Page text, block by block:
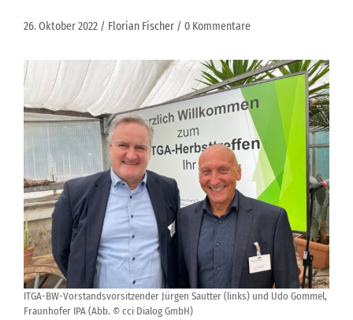
26. Oktober 2022 Florian Fischer 0 Kommentare
ITGA-BW-Vorstandsvorsitzender Jürgen Sautter (links) und Udo Gommel,
Fraunhofer IPA (Abb. © cci Dialog GmbH)